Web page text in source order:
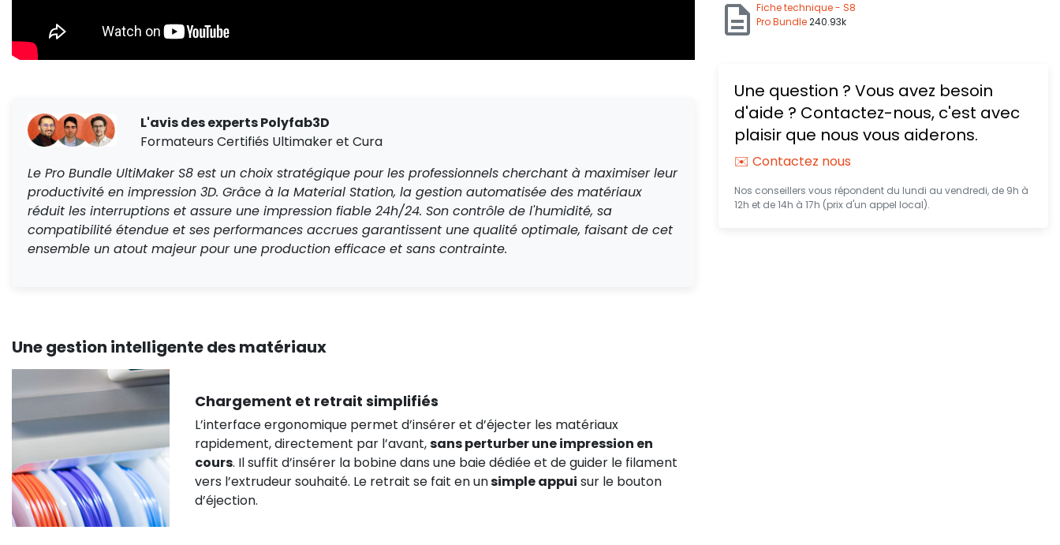
L'avis des experts Polyfab3D
Formateurs Certifiés Ultimaker et Cura
Le Pro Bundle UltiMaker S8 est un choix stratégique pour les professionnels cherchant à maximiser leur
productivité en impression 3D. Grâce à la Material Station, la gestion automatisée des matériaux
réduit les interruptions et assure une impression fiable 24h/24. Son contrôle de l'humidité, sa
compatibilité étendue et ses performances accrues garantissent une qualité optimale, faisant de cet
ensemble un atout majeur pour une production efficace et sans contrainte.
Une gestion intelligente des matériaux
Chargement et retrait simplifiés
L’interface ergonomique permet d’insérer et d’éjecter les matériaux
rapidement, directement par l’avant,sans perturber une impression en
cours. Il suffit d’insérer la bobine dans une baie dédiée et de guider le filament
vers l’extrudeur souhaité. Le retrait se fait en unsimple appui sur le bouton
d’éjection.
Fiche technique - S8
Pro Bundle240.93k
Une question ? Vous avez besoin
d'aide ? Contactez-nous, c'est avec
plaisir que nous vous aiderons.
✉️ Contactez nous
Nos conseillers vous répondent du lundi au vendredi, de 9h à
12h et de 14h à 17h (prix d'un appel local).